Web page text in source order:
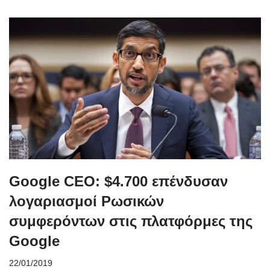
Google CEO: $4.700 επένδυσαν
λογαριασμοί Ρωσικών
συμφερόντων στις πλατφόρμες της
Google
22/01/2019